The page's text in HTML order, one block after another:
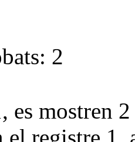
2
es mostren
el registre 1,